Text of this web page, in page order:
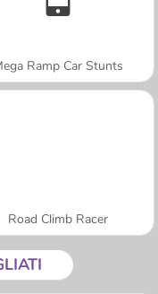
Ramp Car Stunts
Road Climb Racer